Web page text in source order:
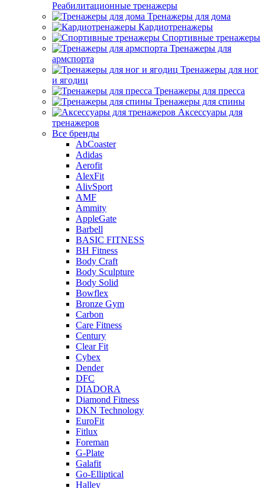
Реабилитационные тренажеры
Тренажеры для дома
Кардиотренажеры
Спортивные тренажеры
Тренажеры для
армспорта
Тренажеры для ног
и ягодиц
Тренажеры для пресса
Тренажеры для спины
Аксессуары для
тренажеров
Все бренды
AbCoaster
Adidas
Aerofit
AlexFit
AlivSport
AMF
Ammity
AppleGate
Barbell
BASIC FITNESS
BH Fitness
Body Craft
Body Sculpture
Body Solid
Bowflex
Bronze Gym
Carbon
Care Fitness
Century
Clear Fit
Cybex
Dender
DFC
DIADORA
Diamond Fitness
DKN Technology
EuroFit
Fitlux
Foreman
G-Plate
Galafit
Go-Elliptical
Halley